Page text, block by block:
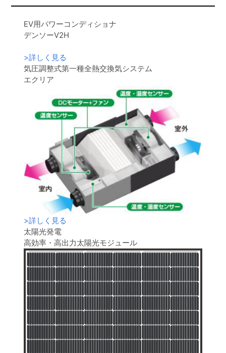
EV用パワーコンディショナ
デンソーV2H
>詳しく見る
気圧調整式第一種全熱交換気システム
エクリア
>詳しく見る
太陽光発電
高効率・高出力太陽光モジュール